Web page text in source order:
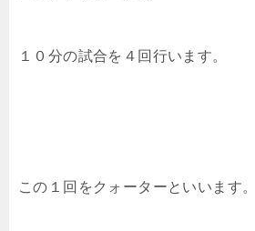
１０分の試合を４回行います。
この１回をクォーターといいます。